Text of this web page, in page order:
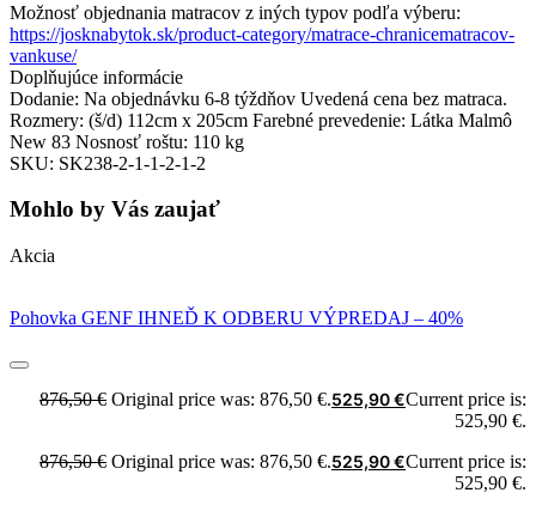
Možnosť objednania matracov z iných typov podľa výberu:
https://josknabytok.sk/product-category/matrace-chranicematracov-
vankuse/
Doplňujúce informácie
Dodanie: Na objednávku 6-8 týždňov Uvedená cena bez matraca.
Rozmery: (š/d) 112cm x 205cm Farebné prevedenie: Látka Malmô
New 83 Nosnosť roštu: 110 kg
SKU: SK238-2-1-1-2-1-2
Mohlo by Vás zaujať
Akcia
Pohovka GENF IHNEĎ K ODBERU VÝPREDAJ – 40%
876,50€ Original price was: 876,50 €.525,90€Current price is:
525,90 €.
876,50€ Original price was: 876,50 €.525,90€Current price is:
525,90 €.